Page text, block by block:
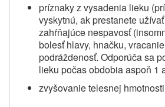
príznaky z vysadenia lieku
vyskytnú, ak prestanete užívať
zahŕňajúce nespavosť
bolesť hlavy, hnačku,
podráždenosť. Odporúča sa
lieku počas obdobia aspoň 1
zvyšovanie telesnej